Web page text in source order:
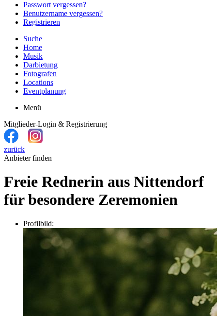
Passwort vergessen?
Benutzername vergessen?
Registrieren
Suche
Home
Musik
Darbietung
Fotografen
Locations
Eventplanung
Menü
Mitglieder-Login & Registrierung
zurück
Anbieter finden
Freie Rednerin aus Nittendorf
für besondere Zeremonien
Profilbild: